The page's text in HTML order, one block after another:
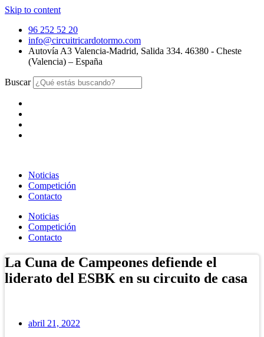
Skip to content
96 252 52 20
info@circuitricardotormo.com
Autovía A3 Valencia-Madrid, Salida 334. 46380 - Cheste
(Valencia) – España
Buscar
Noticias
Competición
Contacto
Noticias
Competición
Contacto
La Cuna de Campeones defiende el
liderato del ESBK en su circuito de casa
abril 21, 2022